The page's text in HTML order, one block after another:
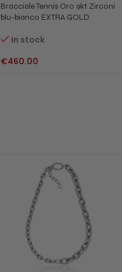
Bracciale Tennis Oro 9kt Zirconi
blu-bianco EXTRA GOLD
In stock
€460.00